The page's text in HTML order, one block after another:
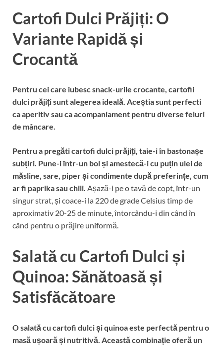
Cartofi Dulci Prăjiți: O
Variante Rapidă și
Crocantă
Pentru cei care iubesc snack-urile crocante, cartofii
dulci prăjiți sunt alegerea ideală. Aceștia sunt perfecti
ca aperitiv sau ca acompaniament pentru diverse feluri
de mâncare.
Pentru a pregăti cartofi dulci prăjiți, taie-i în bastonașe
subțiri. Pune-i într-un bol și amestecă-i cu puțin ulei de
măsline, sare, piper și condimente după preferințe, cum
ar fi paprika sau chili. Așază-i pe o tavă de copt, într-un
singur strat, și coace-i la 220 de grade Celsius timp de
aproximativ 20-25 de minute, întorcându-i din când în
când pentru o prăjire uniformă.
Salată cu Cartofi Dulci și
Quinoa: Sănătoasă și
Satisfăcătoare
O salată cu cartofi dulci și quinoa este perfectă pentru o
masă ușoară și nutritivă. Această combinație oferă un